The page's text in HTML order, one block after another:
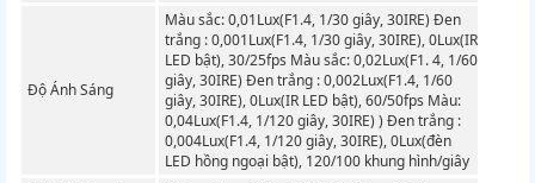
Độ Ánh Sáng
Màu sắc: 0,01Lux(F1.4, 1/30 giây, 30IRE) Đen
trắng : 0,001Lux(F1.4, 1/30 giây, 30IRE), 0Lux(IR
LED bật), 30/25fps Màu sắc: 0,02Lux(F1. 4, 1/60
giây, 30IRE) Đen trắng : 0,002Lux(F1.4, 1/60
giây, 30IRE), 0Lux(IR LED bật), 60/50fps Màu:
0,04Lux(F1.4, 1/120 giây, 30IRE) ) Đen trắng :
0,004Lux(F1.4, 1/120 giây, 30IRE), 0Lux(đèn
LED hồng ngoại bật), 120/100 khung hình/giây